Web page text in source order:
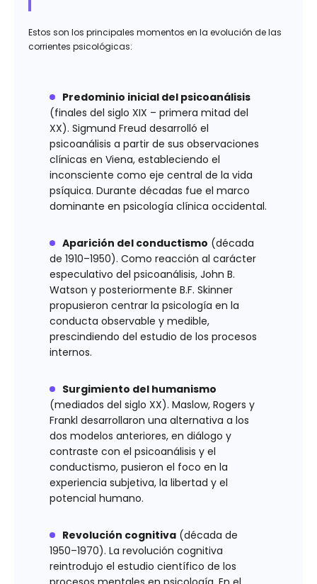
Estos son los principales momentos en la evolución de las
corrientes psicológicas:
Predominio inicial del psicoanálisis
(finales del siglo XIX – primera mitad del
XX). Sigmund Freud desarrolló el
psicoanálisis a partir de sus observaciones
clínicas en Viena, estableciendo el
inconsciente como eje central de la vida
psíquica. Durante décadas fue el marco
dominante en psicología clínica occidental.
Aparición del conductismo (década
de 1910–1950). Como reacción al carácter
especulativo del psicoanálisis, John B.
Watson y posteriormente B.F. Skinner
propusieron centrar la psicología en la
conducta observable y medible,
prescindiendo del estudio de los procesos
internos.
Surgimiento del humanismo
(mediados del siglo XX). Maslow, Rogers y
Frankl desarrollaron una alternativa a los
dos modelos anteriores, en diálogo y
contraste con el psicoanálisis y el
conductismo, pusieron el foco en la
experiencia subjetiva, la libertad y el
potencial humano.
Revolución cognitiva (década de
1950–1970). La revolución cognitiva
reintrodujo el estudio científico de los